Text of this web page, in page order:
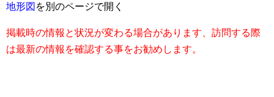
地形図 を別のページで開く
掲載時の情報と状況が変わる場合があります、訪問する際
は最新の情報を確認する事をお勧めします。